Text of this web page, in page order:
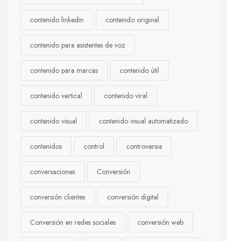
contenido linkedin contenido original
contenido para asistentes de voz
contenido para marcas contenido útil
contenido vertical contenido viral
contenido visual contenido visual automatizado
contenidos control controversia
conversaciones Conversión
conversión clientes conversión digital
Conversión en redes sociales conversión web